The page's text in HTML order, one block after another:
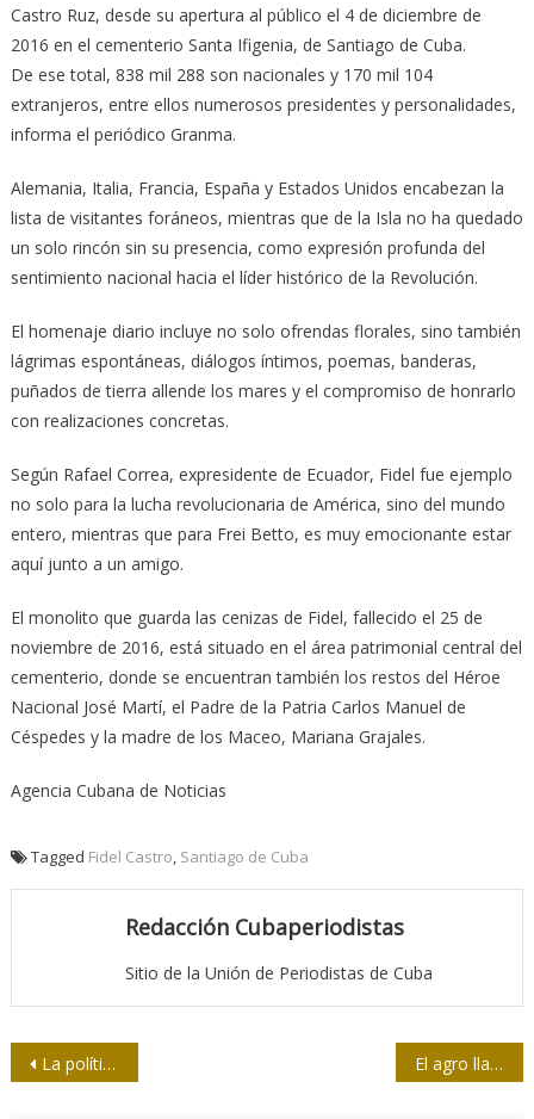
Castro Ruz, desde su apertura al público el 4 de diciembre de
2016 en el cementerio Santa Ifigenia, de Santiago de Cuba.
De ese total, 838 mil 288 son nacionales y 170 mil 104
extranjeros, entre ellos numerosos presidentes y personalidades,
informa el periódico Granma.
Alemania, Italia, Francia, España y Estados Unidos encabezan la
lista de visitantes foráneos, mientras que de la Isla no ha quedado
un solo rincón sin su presencia, como expresión profunda del
sentimiento nacional hacia el líder histórico de la Revolución.
El homenaje diario incluye no solo ofrendas florales, sino también
lágrimas espontáneas, diálogos íntimos, poemas, banderas,
puñados de tierra allende los mares y el compromiso de honrarlo
con realizaciones concretas.
Según Rafael Correa, expresidente de Ecuador, Fidel fue ejemplo
no solo para la lucha revolucionaria de América, sino del mundo
entero, mientras que para Frei Betto, es muy emocionante estar
aquí junto a un amigo.
El monolito que guarda las cenizas de Fidel, fallecido el 25 de
noviembre de 2016, está situado en el área patrimonial central del
cementerio, donde se encuentran también los restos del Héroe
Nacional José Martí, el Padre de la Patria Carlos Manuel de
Céspedes y la madre de los Maceo, Mariana Grajales.
Agencia Cubana de Noticias
Tagged Fidel Castro, Santiago de Cuba
Redacción Cubaperiodistas
Sitio de la Unión de Periodistas de Cuba
Navegación
La política cubana de Donald Trump está condenada al fracaso El agro llama a la prensa